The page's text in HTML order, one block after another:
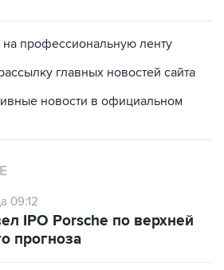
на профессиональную ленту
главных новостей сайта
новости в официальном
09:12
IPO Porsche по верхней
прогноза